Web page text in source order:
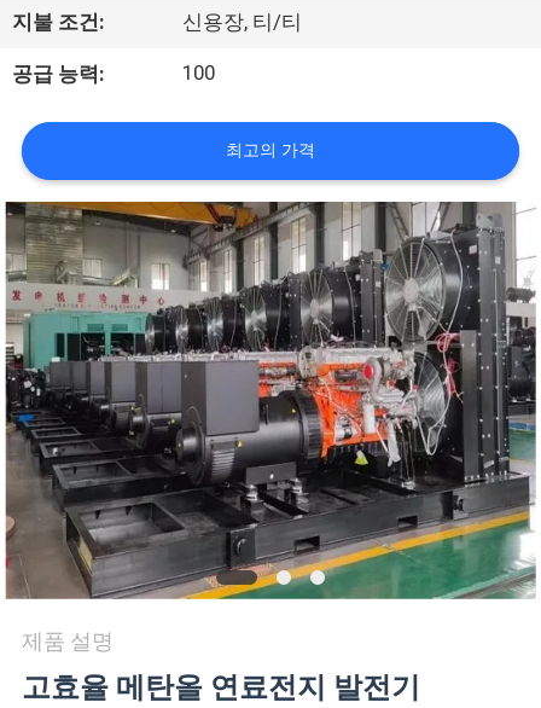
공
장
견
학
품
질
관
리
저
희
와
연
락
지불 조건: 신용장, 티/티
공급 능력: 100
최고의 가격
제품 설명
고효율 메탄올 연료전지 발전기